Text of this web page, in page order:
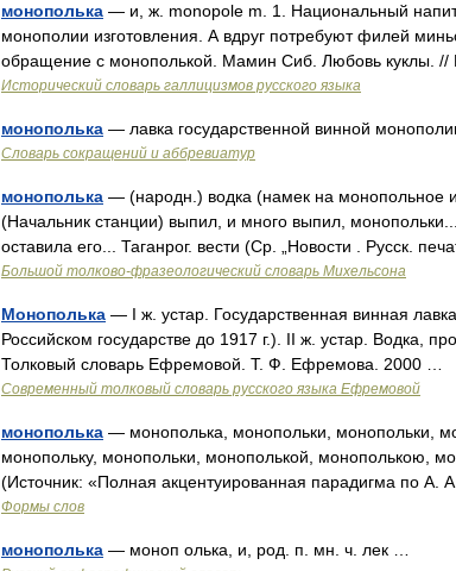
монополька — и, ж. monopole m. 1. Национальный
монополии изготовления. А вдруг потребуют филей
обращение с монополькой. Мамин Сиб. Любовь куклы. //
Исторический словарь галлицизмов русского языка
монополька — лавка государственной винной
Словарь сокращений и аббревиатур
монополька — (народн.) водка (намек на монопольное
(Начальник станции) выпил, и много выпил,
оставила его... Таганрог. вести (Ср. „Новости . Русск.
Большой толково-фразеологический словарь Михельсона
Монополька — I ж. устар. Государственная винная
Российском государстве до 1917 г.). II ж. устар. Водка,
Толковый словарь Ефремовой. Т. Ф. Ефремова. 2000 …
Современный толковый словарь русского языка Ефремовой
монополька — монополька, монопольки, монопольки,
монопольку, монопольки, монополькой, монополькою,
(Источник: «Полная акцентуированная парадигма по А.
Формы слов
монополька — моноп олька, и, род. п. мн. ч. лек …